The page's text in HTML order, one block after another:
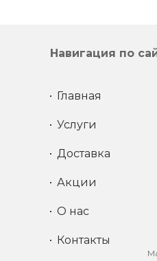
Навигация по
Главная
Услуги
Доставка
Акции
О нас
Контакты